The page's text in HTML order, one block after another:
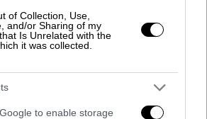
of Collection, Use,
and/or Sharing of my
Is Unrelated with the
it was collected.
to enable storage
έπεσε πάνω στον...
που έκανε τον Κάρολο
γέλια
του Μέιφερ πριν τα